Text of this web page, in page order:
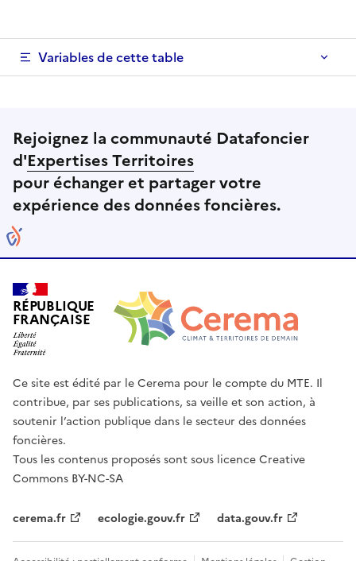
Variables de cette table
Rejoignez la communauté Datafoncier
d'Expertises Territoires
pour échanger et partager votre
expérience des données foncières.
RÉPUBLIQUE
FRANÇAISE
Ce site est édité par le Cerema pour le compte du MTE. Il
contribue, par ses publications, sa veille et son action, à
soutenir l’action publique dans le secteur des données
foncières.
Tous les contenus proposés sont sous licence Creative
Commons BY-NC-SA
cerema.fr ecologie.gouv.fr data.gouv.fr